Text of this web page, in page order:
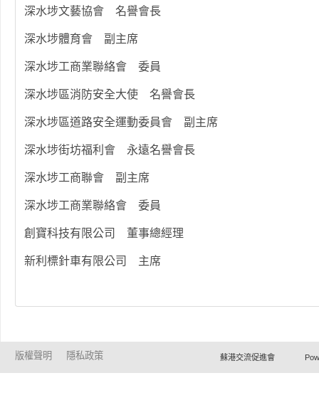
深水埗文藝協會 名譽會長
深水埗體育會 副主席
深水埗工商業聯絡會 委員
深水埗區消防安全大使 名譽會長
深水埗區道路安全運動委員會 副主席
深水埗街坊福利會 永遠名譽會長
深水埗工商聯會 副主席
深水埗工商業聯絡會 委員
創寶科技有限公司 董事總經理
新利標針車有限公司 主席
版權聲明 隱私政策 蘇港交流促進會